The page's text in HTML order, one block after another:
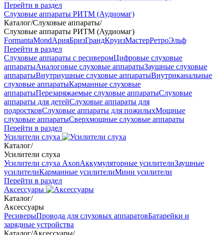
Перейти в раздел
Слуховые аппараты РИТМ (Аудиомаг)
Каталог/Слуховые аппараты/
Слуховые аппараты РИТМ (Аудиомаг)
FormantaMondАрияБризГрандКруизМастерРетроЭльф
Перейти в раздел
Слуховые аппараты с ресиверомЦифровые слуховые
аппаратыАналоговые слуховые аппаратыЗаушные слуховые
аппаратыВнутриушные слуховые аппаратыВнутриканальные
слуховые аппаратыКарманные слуховые
аппаратыПерезаряжаемые слуховые аппаратыСлуховые
аппараты для детейСлуховые аппараты для
подростковСлуховые аппараты для пожилыхМощные
слуховые аппаратыСверхмощные слуховые аппараты
Перейти в раздел
Усилители слуха
Каталог/
Усилители слуха
Усилители слуха AxonАккумуляторные усилителиЗаушные
усилителиКарманные усилителиМини усилители
Перейти в раздел
Аксессуары
Каталог/
Аксессуары
РесиверыПровода для слуховых аппаратовБатарейки и
зарядные устройства
Каталог/Аксессуары/